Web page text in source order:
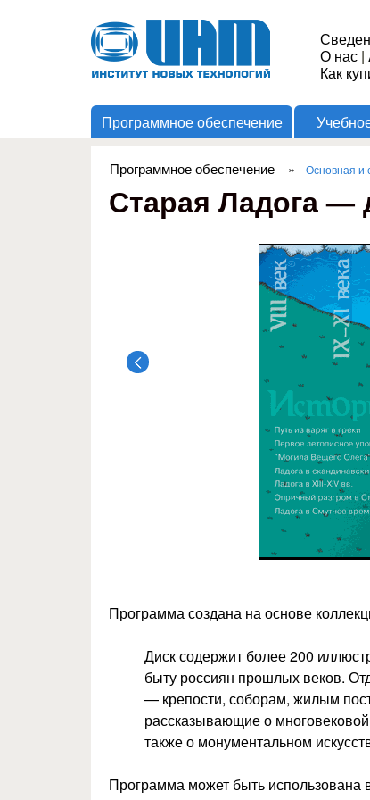
Институт
Новых
О нас |
Как
Программное обеспечение
Вы здесь
Программное обеспечение » Основная и
Старая Ладога —
Программа создана на основе
Диск содержит более 200
быту россиян прошлых веков.
— крепости, соборам, жилым
рассказывающие о
также о монументальном
Программа может быть использована